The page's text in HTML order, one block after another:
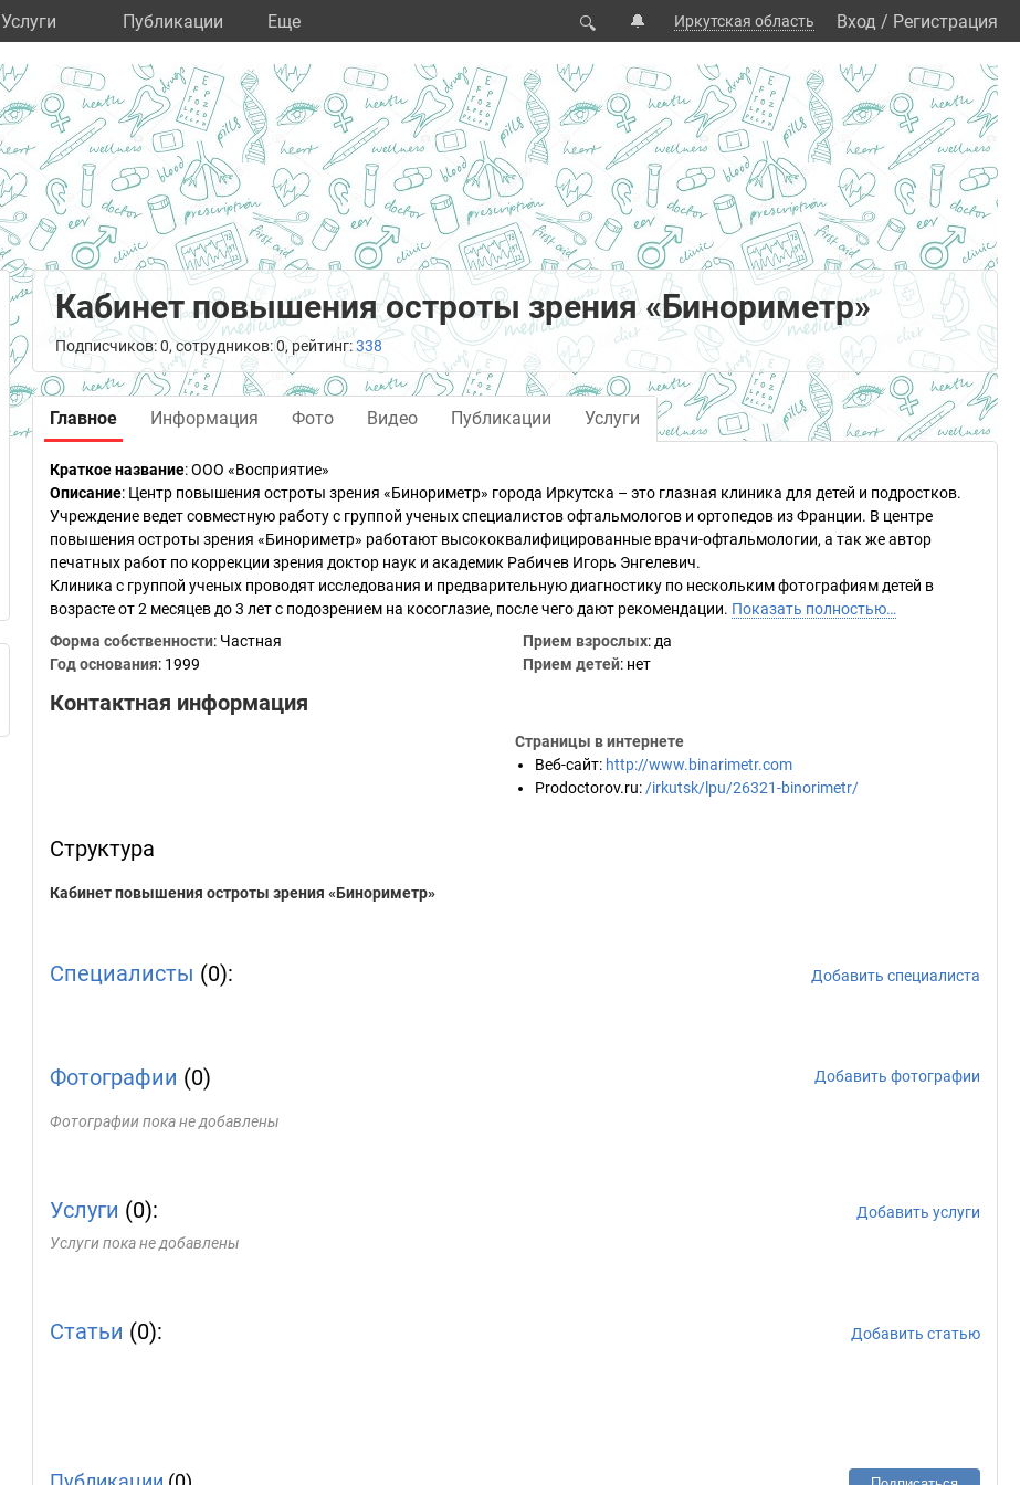
Услуги Публикации Eще 🔍 🔔 Иркутская область Вход / Регистрация
Кабинет повышения остроты зрения «Бинориметр»
Подписчиков: 0, сотрудников: 0, рейтинг:338
Главное Информация Фото Видео Публикации Услуги
Краткое название:ООО «Восприятие»
Описание: Центр повышения остроты зрения «Бинориметр» города Иркутска – это глазная клиника для детей и подростков.
Учреждение ведет совместную работу с группой ученых специалистов офтальмологов и ортопедов из Франции. В центре
повышения остроты зрения «Бинориметр» работают высококвалифицированные врачи-офтальмологии, а так же автор
печатных работ по коррекции зрения доктор наук и академик Рабичев Игорь Энгелевич.
Клиника с группой ученых проводят исследования и предварительную диагностику по нескольким фотографиям детей в
возрасте от 2 месяцев до 3 лет с подозрением на косоглазие, после чего дают рекомендации. Показать полностью…
Форма собственности: Частная
Год основания: 1999
Прием взрослых: да
Прием детей: нет
Контактная информация
Страницы в интернете
Веб-сайт: http://www.binarimetr.com
Prodoctorov.ru: /irkutsk/lpu/26321-binorimetr/
Структура
Кабинет повышения остроты зрения «Бинориметр»
Специалисты (0): Добавить специалиста
Фотографии (0) Добавить фотографии
Фотографии пока не добавлены
Услуги (0):
Добавить услуги
Услуги пока не добавлены
Статьи (0): Добавить статью